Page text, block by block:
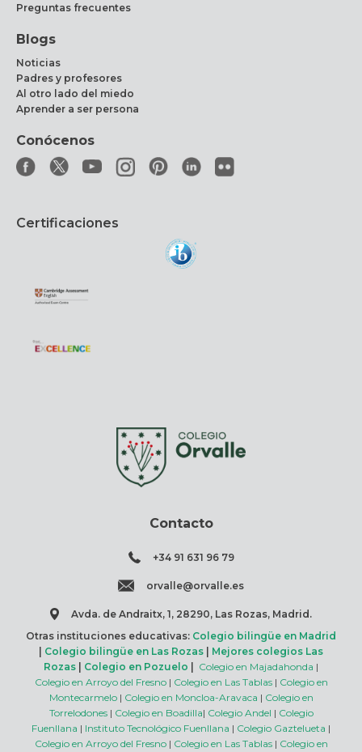
Preguntas frecuentes
Blogs
Noticias
Padres y profesores
Al otro lado del miedo
Aprender a ser persona
Conócenos
Certificaciones
Contacto
+34 91 631 96 79
orvalle@orvalle.es
Avda. de Andraitx, 1, 28290, Las Rozas, Madrid.
Otras instituciones educativas: Colegio bilingüe en Madrid
Colegio bilingüe en Las Rozas
Mejores colegios Las
Rozas
Colegio en Pozuelo Colegio en Majadahonda |
Colegio en Arroyo del Fresno| Colegio en Las Tablas| Colegio en
Montecarmelo| Colegio en Moncloa-Aravaca | Colegio en
Torrelodones| Colegio en Boadilla| Colegio Andel | Colegio
Fuenllana | Instituto Tecnológico Fuenllana | Colegio Gaztelueta |
Colegio en Arroyo del Fresno| Colegio en Las Tablas| Colegio en